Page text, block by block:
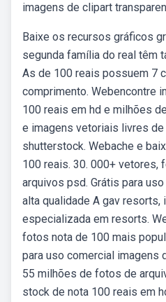
imagens de clipart
Baixe os recursos gráficos
segunda família do real têm
As de 100 reais possuem 7
comprimento. Webencontre
100 reais em hd e milhões
e imagens vetoriais livres
shutterstock. Webache e
100 reais. 30. 000+ vetores,
arquivos psd. Grátis para
alta qualidade A gav resorts,
especializada em resorts.
fotos nota de 100 mais
para uso comercial imagens
55 milhões de fotos de
stock de nota 100 reais em